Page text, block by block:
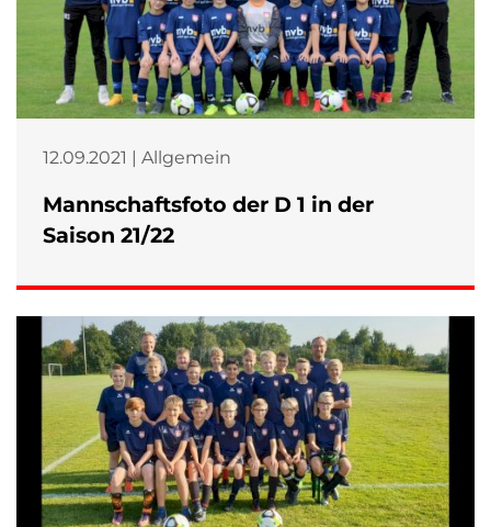
12.09.2021 | Allgemein
Mannschaftsfoto der D 1 in der
Saison 21/22